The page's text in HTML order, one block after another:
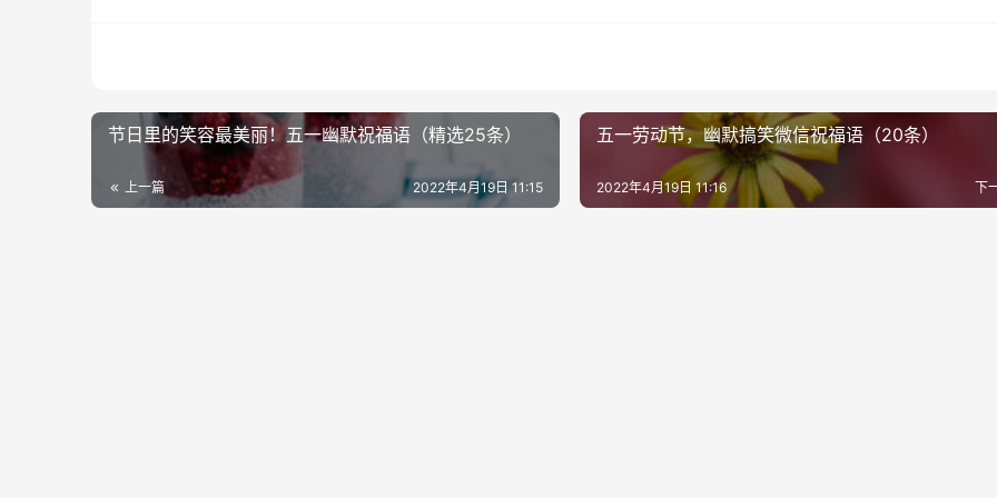
节日里的笑容最美丽！五一幽默祝福语（精选25条）
上一篇 2022年4月19日 11:15
五一劳动节，幽默搞笑微信祝福语（20条）
下
2022年4月19日 11:16